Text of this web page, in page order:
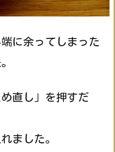
に余ってしまった
直し」を押すだ
ました。